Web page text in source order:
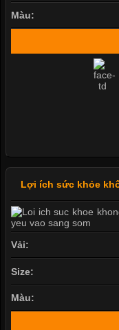
Màu:
Lợi ích sức khỏe
Vải:
Size:
Màu: